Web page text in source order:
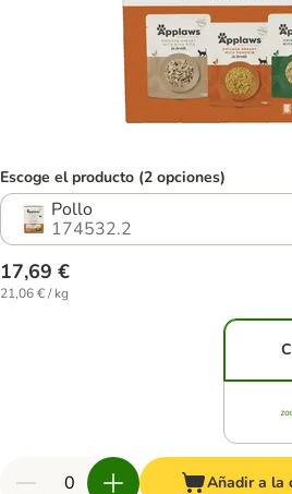
Escoge el producto (2 opciones)
Pollo
174532.2
17,69 €
21,06 € / kg
Añadir a la